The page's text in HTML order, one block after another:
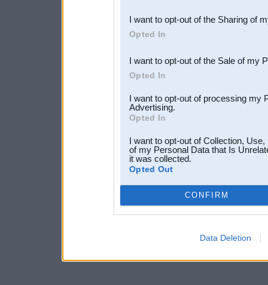
Downstream Participants
third parties.
I want to opt-out of the Sharing of
Opted In
I want to opt-out of the Sale of my
Opted In
I want to opt-out of processing my
Advertising.
Opted In
I want to opt-out of Collection,
of my Personal Data that Is
it was collected.
Opted Out
CONFIRM
Data Deletion